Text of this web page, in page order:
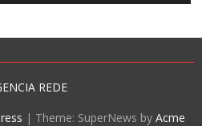
REDE
| Theme: SuperNews byAcme